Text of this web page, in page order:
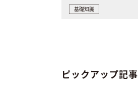
基礎知識
ピックアップ記事